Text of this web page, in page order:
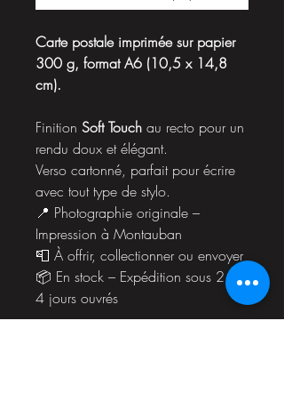
Carte postale imprimée sur papier
300 g, format A6 (10,5 x 14,8
cm).
Finition Soft Touch au recto pour un
rendu doux et élégant.
Verso cartonné, parfait pour écrire
avec tout type de stylo.
📍 Photographie originale –
Impression à Montauban
📮 À offrir, collectionner ou envoyer
📦 En stock – Expédition sous 2 à
4 jours ouvrés